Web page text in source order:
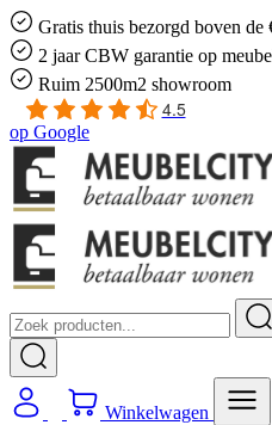
Gratis thuis bezorgd boven de
2 jaar CBW garantie op
Ruim 2500m2 showroom
4.5
op Google
Winkelwagen